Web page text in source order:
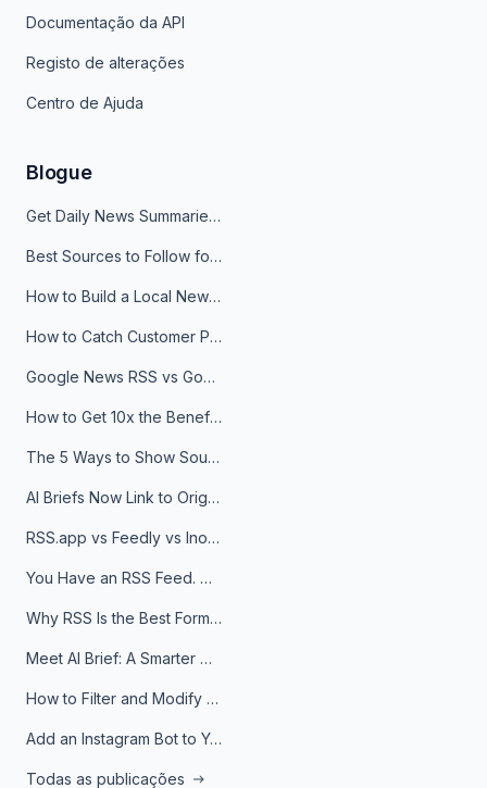
Documentação da API
Registo de alterações
Centro de Ajuda
Blogue
Get Daily News Summaries About Any Topic in Telegram, Discord, Slack, and Email
Best Sources to Follow for Crypto News in Your Reader (2026)
How to Build a Local News Hub That Updates Itself
How to Catch Customer Problems Before They Become Support Tickets
Google News RSS vs Google Alerts: Which Is Better for News Monitoring?
How to Get 10x the Benefits of Google Alerts
The 5 Ways to Show Sources in Your AI Brief, And When to Use Each
AI Briefs Now Link to Original Sources. Here's Why It Matters
RSS.app vs Feedly vs Inoreader: Which One Is Actually Right for You?
You Have an RSS Feed. Now What?
Why RSS Is the Best Format for AI Agents in 2026
Meet AI Brief: A Smarter Way to Stay on Top of Information
How to Filter and Modify RSS Feeds
Add an Instagram Bot to Your Telegram Channel, Group, or Topic
Todas as publicações